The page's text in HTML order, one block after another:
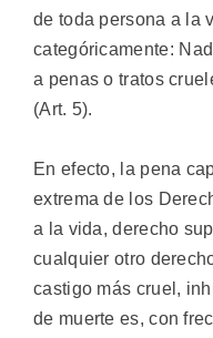
de toda persona a la
categóricamente:
a penas o tratos
(Art. 5).
En efecto, la pena
extrema de los
a la vida, derecho
cualquier otro
castigo más cruel,
de muerte es, con